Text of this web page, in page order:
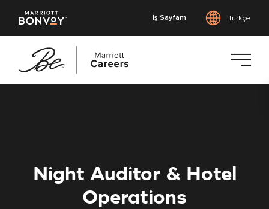
İş Sayfam Türkçe
Night Auditor & Hotel
Operations